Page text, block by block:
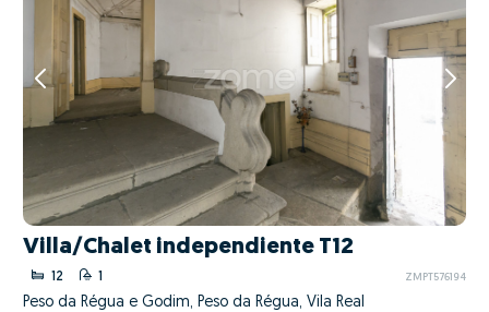
Villa/Chalet independiente T12
12 1 ZMPT576194
Peso da Régua e Godim, Peso da Régua, Vila Real